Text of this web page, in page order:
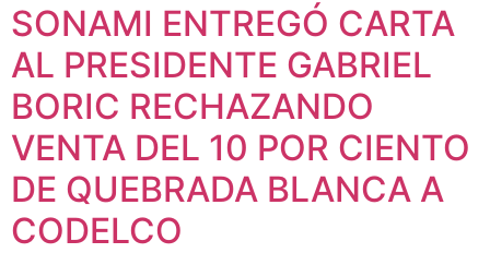
SONAMI ENTREGÓ CARTA
AL PRESIDENTE GABRIEL
BORIC RECHAZANDO
VENTA DEL 10 POR CIENTO
DE QUEBRADA BLANCA A
CODELCO